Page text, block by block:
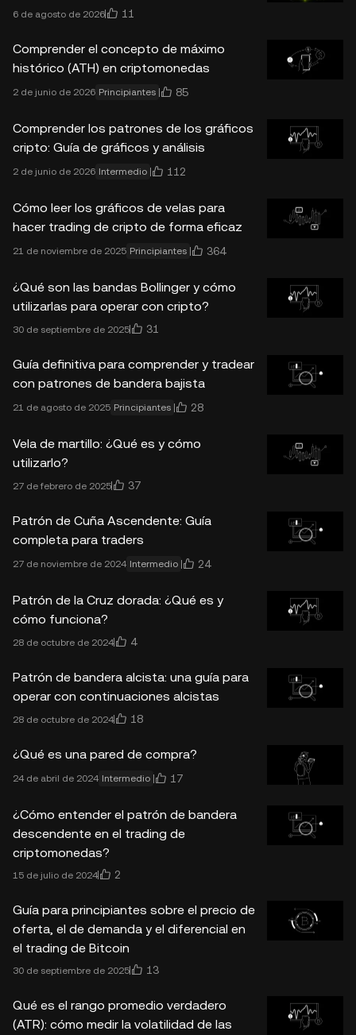
6 de agosto de 2026 11
Comprender el concepto de máximo
histórico (ATH) en criptomonedas
2 de junio de 2026 Principiantes 85
Comprender los patrones de los gráficos
cripto: Guía de gráficos y análisis
2 de junio de 2026 Intermedio 112
Cómo leer los gráficos de velas para
hacer trading de cripto de forma eficaz
21 de noviembre de 2025 Principiantes 364
¿Qué son las bandas Bollinger y cómo
utilizarlas para operar con cripto?
30 de septiembre de 2025 31
Guía definitiva para comprender y tradear
con patrones de bandera bajista
21 de agosto de 2025 Principiantes 28
Vela de martillo: ¿Qué es y cómo
utilizarlo?
27 de febrero de 2025 37
Patrón de Cuña Ascendente: Guía
completa para traders
27 de noviembre de 2024 Intermedio 24
Patrón de la Cruz dorada: ¿Qué es y
cómo funciona?
28 de octubre de 2024 4
Patrón de bandera alcista: una guía para
operar con continuaciones alcistas
28 de octubre de 2024 18
¿Qué es una pared de compra?
24 de abril de 2024 Intermedio 17
¿Cómo entender el patrón de bandera
descendente en el trading de
criptomonedas?
15 de julio de 2024 2
Guía para principiantes sobre el precio de
oferta, el de demanda y el diferencial en
el trading de Bitcoin
30 de septiembre de 2025 13
Qué es el rango promedio verdadero
(ATR): cómo medir la volatilidad de las